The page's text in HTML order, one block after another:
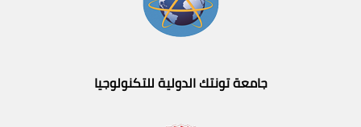
جامعة تونتك الدولية للتكنولوجيا